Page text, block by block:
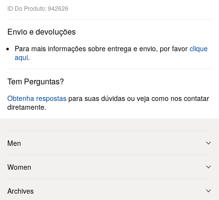
ID Do Produto: 942626
Envio e devoluções
Para mais informações sobre entrega e envio, por favor clique
aqui.
Tem Perguntas?
Obtenha respostas para suas dúvidas ou veja como nos contatar
diretamente.
Men
Women
Archives